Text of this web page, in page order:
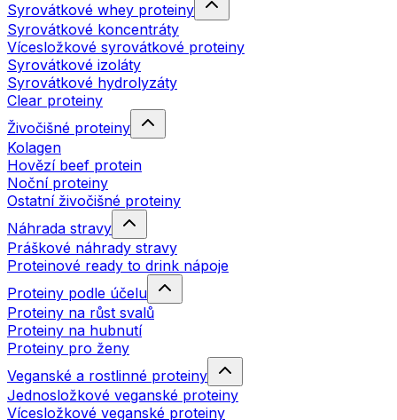
Syrovátkové whey proteiny
Syrovátkové koncentráty
Vícesložkové syrovátkové proteiny
Syrovátkové izoláty
Syrovátkové hydrolyzáty
Clear proteiny
Živočišné proteiny
Kolagen
Hovězí beef protein
Noční proteiny
Ostatní živočišné proteiny
Náhrada stravy
Práškové náhrady stravy
Proteinové ready to drink nápoje
Proteiny podle účelu
Proteiny na růst svalů
Proteiny na hubnutí
Proteiny pro ženy
Veganské a rostlinné proteiny
Jednosložkové veganské proteiny
Vícesložkové veganské proteiny